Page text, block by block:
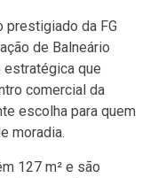
prestigiado da FG
de Balneário
estratégica que
comercial da
escolha para quem
moradia.
127 m² e são